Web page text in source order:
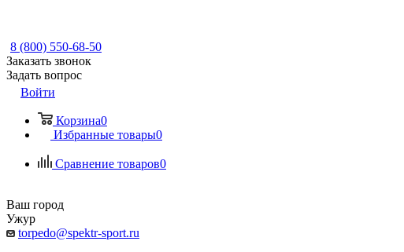
8 (800) 550-68-50
Заказать звонок
Задать вопрос
Войти
Корзина0
Избранные товары0
Сравнение товаров0
Ваш город
Ужур
torpedo@spektr-sport.ru